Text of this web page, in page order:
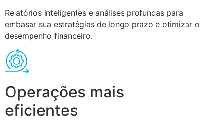
Relatórios inteligentes e análises profundas para
embasar sua estratégias de longo prazo e otimizar o
desempenho financeiro.
Operações mais
eficientes